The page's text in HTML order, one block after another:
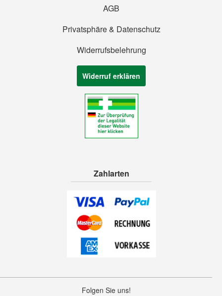
AGB
Privatsphäre & Datenschutz
Widerrufsbelehrung
Widerruf erklären
Zahlarten
Folgen Sie uns!